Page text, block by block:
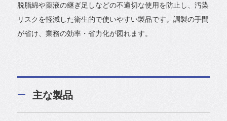
脱脂綿や薬液の継ぎ足しなどの不適切な使用を防止し、汚染
リスクを軽減した衛生的で使いやすい製品です。調製の手間
が省け、業務の効率・省力化が図れます。
主な製品